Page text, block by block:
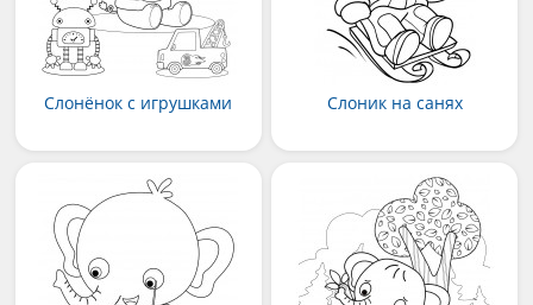
Слонёнок с игрушками Слоник на санях